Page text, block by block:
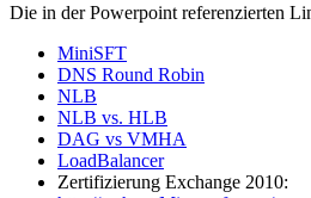
Die in der Powerpoint referenzierten
MiniSFT
DNS Round Robin
NLB
NLB vs. HLB
DAG vs VMHA
LoadBalancer
Zertifizierung Exchange 2010: